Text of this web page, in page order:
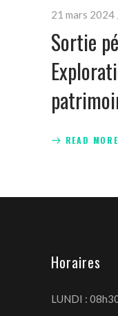
21 mars 2024
Sortie
READ MORE
Horaires
LUNDI :